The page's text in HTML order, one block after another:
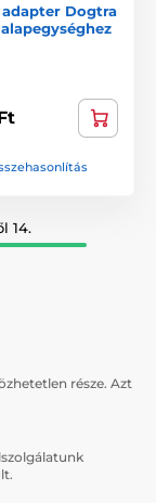
Dogtra
14.
része. Azt